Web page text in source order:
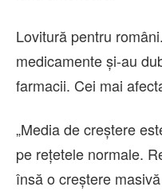
Lovitură pentru
medicamente şi-au
farmacii. Cei mai
„Media de creştere
pe reţetele normale.
însă o creştere